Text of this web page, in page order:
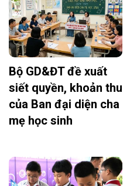
Bộ GD&ĐT đề xuất
siết quyền, khoản thu
của Ban đại diện cha
mẹ học sinh